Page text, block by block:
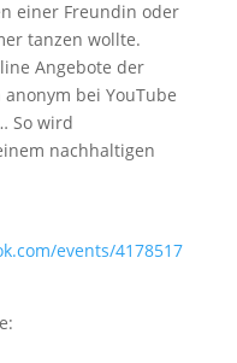
einer Freundin oder
tanzen wollte.
Angebote der
bei YouTube
So wird
nachhaltigen
events/4178517